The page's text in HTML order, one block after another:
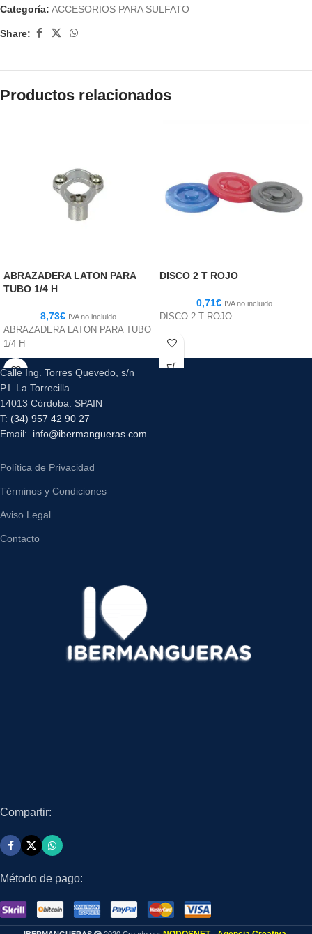
Categoría: ACCESORIOS PARA SULFATO
Share:
Productos relacionados
ABRAZADERA LATON PARA
TUBO 1/4 H
8,73€ IVA no incluido
ABRAZADERA LATON PARA TUBO
1/4 H
DISCO 2 T ROJO
0,71€ IVA no incluido
DISCO 2 T ROJO
Calle Ing. Torres Quevedo, s/n
P.I. La Torrecilla
14013 Córdoba. SPAIN
T: (34) 957 42 90 27
Email: info@ibermangueras.com
Política de Privacidad
Términos y Condiciones
Aviso Legal
Contacto
Compartir:
Método de pago: